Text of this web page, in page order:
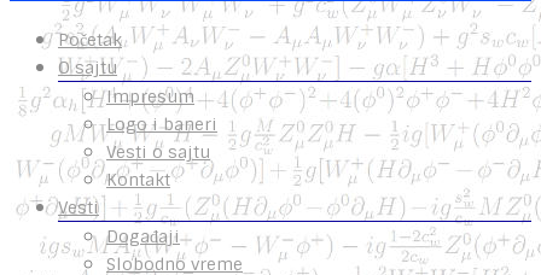
Početak
O sajtu
Impresum
Logo i baneri
Vesti o sajtu
Kontakt
Vesti
Događaji
Slobodno vreme